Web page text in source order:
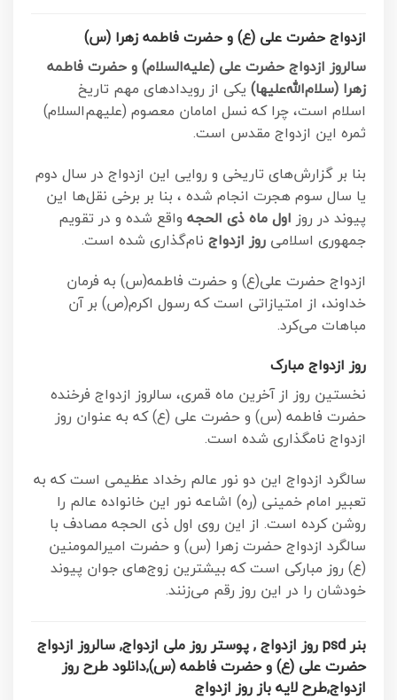
ازدواج حضرت علی (ع) و حضرت فاطمه زهرا (س)
سالروز ازدواج حضرت علی (علیه‌السلام) و حضرت فاطمه
زهرا (سلام‌الله‌علیها) یکی از رویدادهای مهم تاریخ
اسلام است، چرا که نسل امامان معصوم (علیهم‌السلام)
ثمره این ازدواج مقدس است.
بنا بر گزارش‌های تاریخی و روایی این ازدواج در سال دوم
یا سال سوم هجرت انجام شده ، بنا بر برخی نقل‌ها این
پیوند در روز اول ماه ذی الحجه واقع شده و در تقویم
جمهوری اسلامی روز ازدواج نام‌گذاری شده است.
ازدواج حضرت علی(ع) و حضرت فاطمه(س) به فرمان
خداوند، از امتیازاتی است که رسول اکرم(ص) بر آن
مباهات می‌کرد.
روز ازدواج مبارک
نخستین روز از آخرین ماه قمری، سالروز ازدواج فرخنده
حضرت فاطمه (س) و حضرت علی (ع) که به عنوان روز
ازدواج نامگذاری شده است.
سالگرد ازدواج این دو نور عالم رخداد عظیمی است که به
تعبیر امام خمینی (ره) اشاعه نور این خانواده عالم را
روشن کرده است. از این روی اول ذی الحجه مصادف با
سالگرد ازدواج حضرت زهرا (س) و حضرت امیرالمومنین
(ع) روز مبارکی است که بیشترین زوج‌های جوان پیوند
خودشان را در این روز رقم می‌زنند.
بنر psd روز ازدواج , پوستر روز ملی ازدواج, سالروز ازدواج
حضرت علی (ع) و حضرت فاطمه (س),دانلود طرح روز
ازدواج,طرح لایه باز روز ازدواج